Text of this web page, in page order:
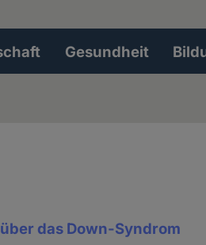
Gesundheit
das Down-Syndrom